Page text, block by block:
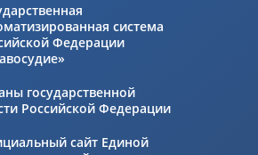
система
Федерации
государственной
Российской Федерации
сайт Единой